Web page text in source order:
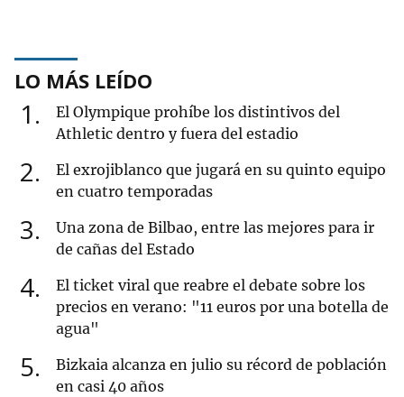
LO MÁS LEÍDO
1
El Olympique prohíbe los distintivos del
Athletic dentro y fuera del estadio
2
El exrojiblanco que jugará en su quinto equipo
en cuatro temporadas
3
Una zona de Bilbao, entre las mejores para ir
de cañas del Estado
4
El ticket viral que reabre el debate sobre los
precios en verano: "11 euros por una botella de
agua"
5
Bizkaia alcanza en julio su récord de población
en casi 40 años